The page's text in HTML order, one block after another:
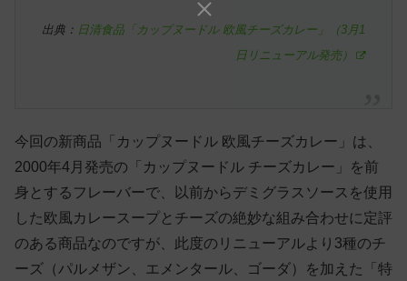
出典： 日清食品「カップヌードル 欧風チーズカレー」（3月1
日リニューアル発売）
今回の新商品「カップヌードル 欧風チーズカレー」は、
2000年4月発売の「カップヌードル チーズカレー」を前
身とするフレーバーで、以前からデミグラスソースを使用
した欧風カレースープとチーズの絶妙な組み合わせに定評
のある商品なのですが、此度のリニューアルより3種のチ
ーズ（パルメザン、エメンタール、ゴーダ）を加えた「特